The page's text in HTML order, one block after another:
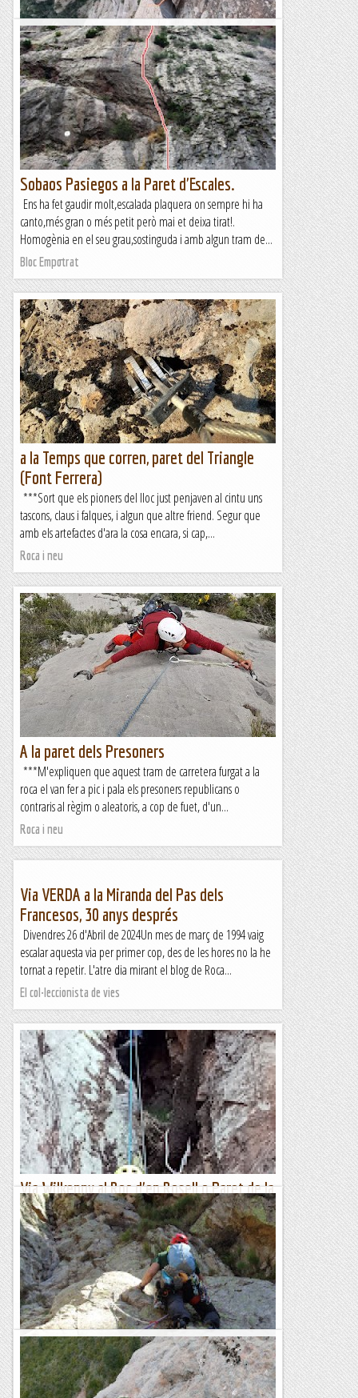
Els ràpels de la Paret de l'Aeri
Feia temps que volíem fer aquesta activitat tan singular:
baixar la Paret de l'Aeri, la vertical més gran de Montserrat.
En aquest gran pany de paret, de més de 350...
Blog de muntanya
Sobaos Pasiegos a la Paret d'Escales.
Ens ha fet gaudir molt,escalada plaquera on sempre hi ha
canto,més gran o més petit però mai et deixa tirat!.
Homogènia en el seu grau,sostinguda i amb algun tram de...
Bloc Empotrat
a la Temps que corren, paret del Triangle
(Font Ferrera)
***Sort que els pioners del lloc just penjaven al cintu uns
tascons, claus i falques, i algun que altre friend. Segur que
amb els artefactes d'ara la cosa encara, si cap,...
Roca i neu
A la paret dels Presoners
***M'expliquen que aquest tram de carretera furgat a la
roca el van fer a pic i pala els presoners republicans o
contraris al règim o aleatoris, a cop de fuet, d'un...
Roca i neu
Via VERDA a la Miranda del Pas dels
Francesos, 30 anys després
Divendres 26 d'Abril de 2024Un mes de març de 1994 vaig
escalar aquesta via per primer cop, des de les hores no la he
tornat a repetir. L'atre dia mirant el blog de Roca...
El col·leccionista de vies
Via Wilkenny al Roc d'en Rosell o Paret de la
Ruïra
Avui em fet la primera repetició d'aquesta nova via. Quins
cullons i que valents que son per obrir aquests 300 metres a
ple estiu amb la que ens cau a sobre....
Les altres vies...
Via Xustiyou a la paret de la Ruïra
Desde fa mes de 30 anys que hi pujo per la pista de Fontalba
a fer ski de muntanya o a escalar a la Dent d'en Rosell